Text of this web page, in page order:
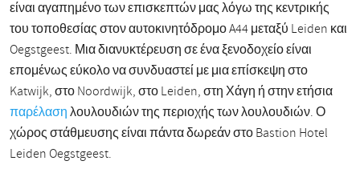
είναι αγαπημένο των επισκεπτών μας λόγω της κεντρικής
του τοποθεσίας στον αυτοκινητόδρομο A44 μεταξύ Leiden και
Oegstgeest. Μια διανυκτέρευση σε ένα ξενοδοχείο είναι
επομένως εύκολο να συνδυαστεί με μια επίσκεψη στο
Katwijk, στο Noordwijk, στο Leiden, στη Χάγη ή στην ετήσια
παρέλασηλουλουδιών της περιοχής των λουλουδιών. Ο
χώρος στάθμευσης είναι πάντα δωρεάν στο Bastion Hotel
Leiden Oegstgeest.